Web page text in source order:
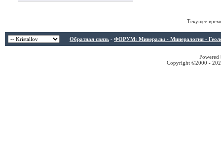
Текущее
Обратная связь - ФОРУМ: Минералы - Минералогия -
Copyright ©2000 -